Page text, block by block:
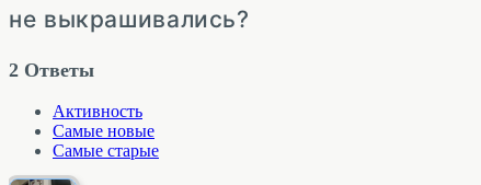
не выкрашивались?
2 Ответы
Активность
Самые новые
Самые старые